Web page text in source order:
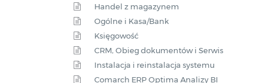
Handel z magazynem
Ogólne i Kasa/Bank
Księgowość
CRM, Obieg dokumentów i Serwis
Instalacja i reinstalacja systemu
Comarch ERP Optima Analizy BI